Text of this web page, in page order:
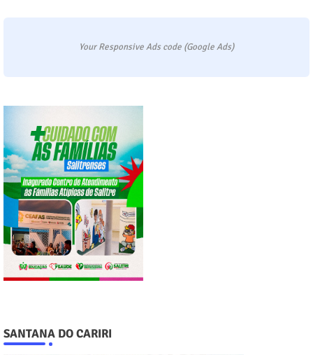
Your Responsive Ads code (Google Ads)
SANTANA DO CARIRI